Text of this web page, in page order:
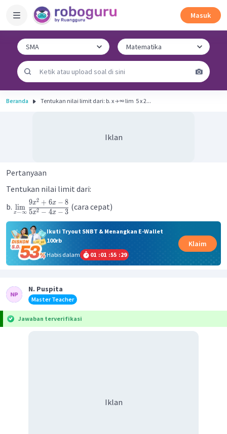
Masuk
Beranda Tentukan nilai limit dari: b. x → ∞ lim ​ 5 x 2...
Iklan
Pertanyaan
Tentukan nilai limit dari:
b.
x→∞
lim
5x2 − 4x − 3
9x2 + 6x − 8 (cara cepat)
Ikuti Tryout SNBT & Menangkan E-Wallet
100rb
Habis dalam
01 :01 :55 :29
Klaim
N. Puspita
Master Teacher
Jawaban terverifikasi
Iklan